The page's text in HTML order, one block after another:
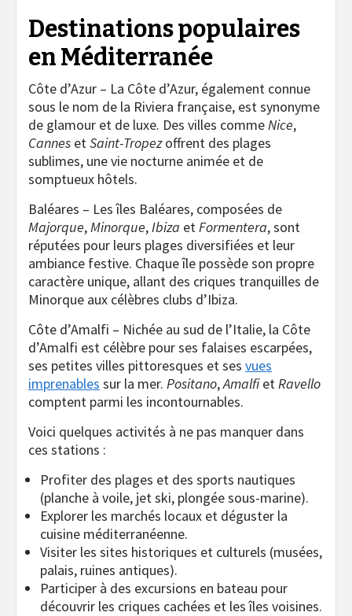
Destinations populaires
en Méditerranée
Côte d’Azur – La Côte d’Azur, également connue
sous le nom de la Riviera française, est synonyme
de glamour et de luxe. Des villes comme Nice,
Cannes et Saint-Tropezoffrent des plages
sublimes, une vie nocturne animée et de
somptueux hôtels.
Baléares – Les îles Baléares, composées de
Majorque, Minorque, Ibiza et Formentera, sont
réputées pour leurs plages diversifiées et leur
ambiance festive. Chaque île possède son propre
caractère unique, allant des criques tranquilles de
Minorque aux célèbres clubs d’Ibiza.
Côte d’Amalfi – Nichée au sud de l’Italie, la Côte
d’Amalfi est célèbre pour ses falaises escarpées,
ses petites villes pittoresques et ses vues
imprenables sur la mer. Positano,Amalfiet Ravello
comptent parmi les incontournables.
Voici quelques activités à ne pas manquer dans
ces stations :
Profiter des plages et des sports nautiques
(planche à voile, jet ski, plongée sous-marine).
Explorer les marchés locaux et déguster la
cuisine méditerranéenne.
Visiter les sites historiques et culturels (musées,
palais, ruines antiques).
Participer à des excursions en bateau pour
découvrir les criques cachées et les îles voisines.